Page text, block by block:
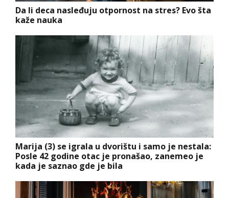
Da li deca nasleđuju otpornost na stres? Evo šta
kaže nauka
Marija (3) se igrala u dvorištu i samo je nestala:
Posle 42 godine otac je pronašao, zanemeo je
kada je saznao gde je bila